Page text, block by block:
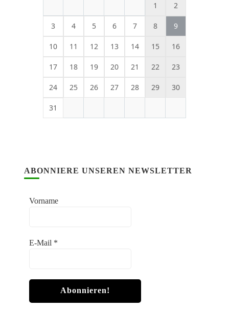
1 2
3 4 5 6 7 8 9
10 11 12 13 14 15 16
17 18 19 20 21 22 23
24 25 26 27 28 29 30
31
ABONNIERE UNSEREN NEWSLETTER
Vorname
E-Mail *